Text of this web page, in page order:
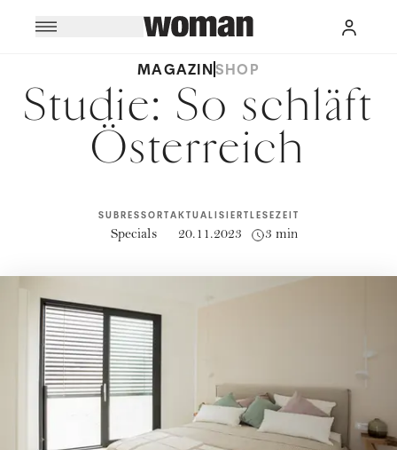
MAGAZINSHOP
Studie: So schläft
Österreich
SUBRESSORT
Specials
AKTUALISIERT
20.11.2023
LESEZEIT
3 min